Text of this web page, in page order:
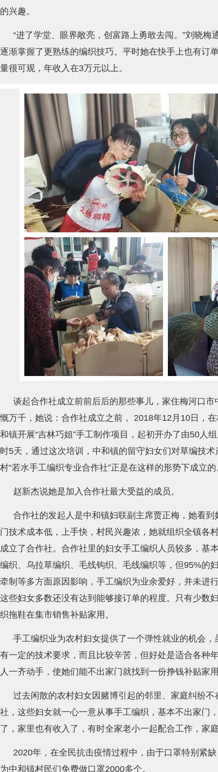
的兴趣。
“进了学堂、眼界敞亮，创富路上勇敢去闯。”刘晓梅
逐渐掌握了更熟练的编织技巧。平时她在快手上也有订
量很可观，年收入在3万元以上。
谈起合作社成立前前后后的那些事儿，家住梅河口
慨万千，她说：合作社成立之前， 2018年12月10日，
和镇开展“吉林巧姐”手工制作项目，起初开办了由50人
时5天，通过这次培训，中和镇的留守妇女们对草编技
村“若水手工编织专业合作社”正是在这样的形势下成立的
赵新杰说她是加入合作社最大受益的成员。
合作社的发起人是中和镇妇联副主席贾正梅，她看
门技术成本低，上手快，村民兴趣浓，她就组织全镇各
成立了合作社。合作社里的妇女手工编织人员较多，基
编织、乌拉草编织、毛线钩织、毛线编织等，但95%的
牵制等多方面原因影响，手工编织为业余爱好，并未进
这些妇女多数还没有达到能够接订单的程度。只有少数
织拖鞋在集市销售补贴家用。
手工编织业为农村妇女提供了一个弹性就业的机会
有一定的技术要求，而且比较辛苦，但好处是适合各种
人一齐动手，使她们能不出家门就找到一份挣钱补贴家
过去闲散的农村妇女因赌博引起的邻里、家庭纠纷
社，这些妇女就一心一意从事手工编织，基本不出家门
了，家里也有收入了，有时全家老小一起配合工作，家
2020年，在全民抗击疫情过程中，由于口罩特别紧
为中和镇村民们免费做口罩2000多个。